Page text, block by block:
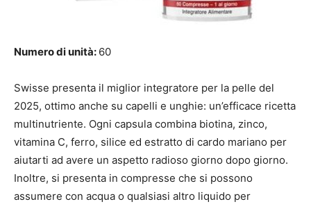
Numero di unità: 60
Swisse presenta il miglior integratore per la pelle del
2025, ottimo anche su capelli e unghie: un’efficace ricetta
multinutriente. Ogni capsula combina biotina, zinco,
vitamina C, ferro, silice ed estratto di cardo mariano per
aiutarti ad avere un aspetto radioso giorno dopo giorno.
Inoltre, si presenta in compresse che si possono
assumere con acqua o qualsiasi altro liquido per